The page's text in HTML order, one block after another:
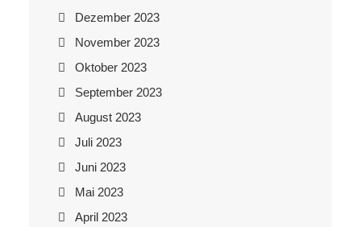
Dezember 2023
November 2023
Oktober 2023
September 2023
August 2023
Juli 2023
Juni 2023
Mai 2023
April 2023